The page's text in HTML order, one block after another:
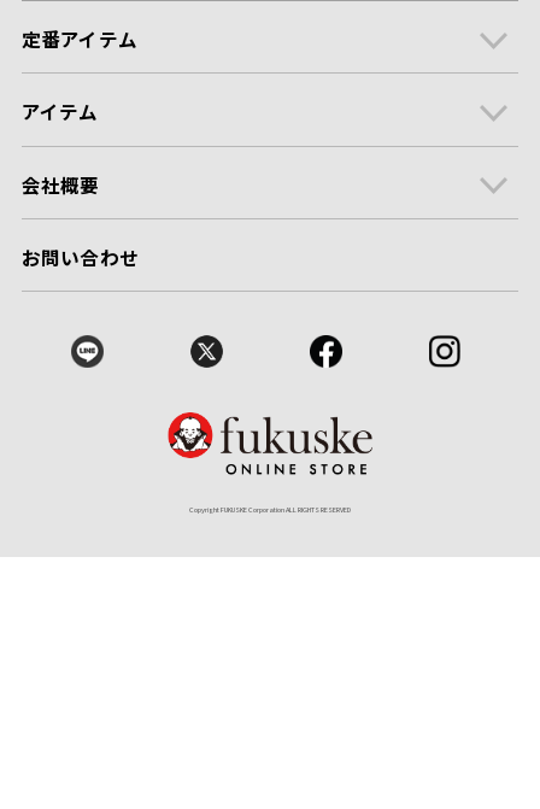
定番アイテム
アイテム
会社概要
お問い合わせ
Copyright FUKUSKE Corporation ALL RIGHTS RESERVED